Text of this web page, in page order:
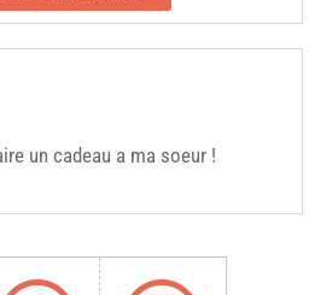
un cadeau a ma soeur !